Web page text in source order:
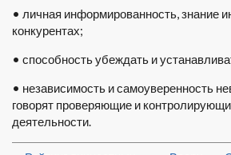
• личная информированность, знание
конкурентах;
• способность убеждать и
• независимость и самоуверенность
говорят проверяющие и
деятельности.